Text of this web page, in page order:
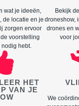
wat je ideeën,
de locatie en je
zorgen ervoor
voorstelling
nodig hebt.
Bekijk
droneshow,
drones en
voor
HET
VAN JE
We